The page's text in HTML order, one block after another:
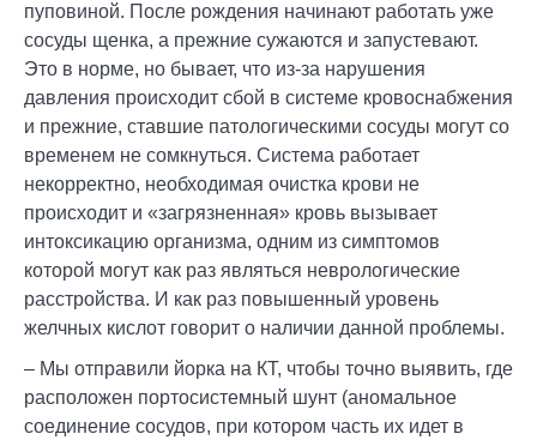
пуповиной. После рождения начинают работать уже
сосуды щенка, а прежние сужаются и запустевают.
Это в норме, но бывает, что из-за нарушения
давления происходит сбой в системе кровоснабжения
и прежние, ставшие патологическими сосуды могут со
временем не сомкнуться. Система работает
некорректно, необходимая очистка крови не
происходит и «загрязненная» кровь вызывает
интоксикацию организма, одним из симптомов
которой могут как раз являться неврологические
расстройства. И как раз повышенный уровень
желчных кислот говорит о наличии данной проблемы.
– Мы отправили йорка на КТ, чтобы точно выявить, где
расположен портосистемный шунт (аномальное
соединение сосудов, при котором часть их идет в